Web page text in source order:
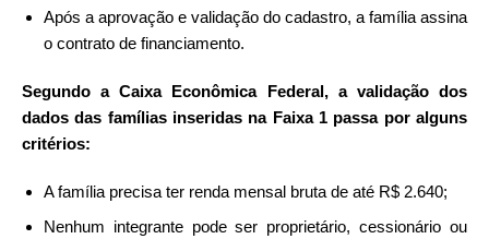
Após a aprovação e validação do cadastro, a família assina
o contrato de financiamento.
Segundo a Caixa Econômica Federal, a validação dos
dados das famílias inseridas na Faixa 1 passa por alguns
critérios:
A família precisa ter renda mensal bruta de até R$ 2.640;
Nenhum integrante pode ser proprietário, cessionário ou